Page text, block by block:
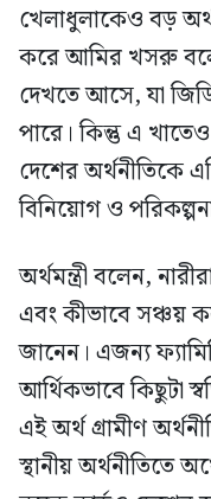
খেলাধুলাকেও বড়
করে আমির খসরু
দেখতে আসে, যা
পারে। কিন্তু এ
দেশের অর্থনীতিকে
বিনিয়োগ ও
অর্থমন্ত্রী বলেন,
এবং কীভাবে সঞ্চয়
জানেন। এজন্য
আর্থিকভাবে কিছুটা
এই অর্থ গ্রামীণ
স্থানীয় অর্থনীতিতে